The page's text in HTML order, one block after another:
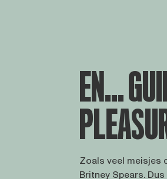
EN...
Zoals veel meisjes
Britney Spears.